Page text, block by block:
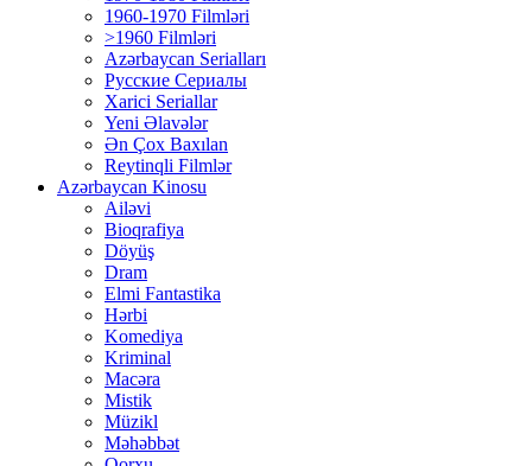
1960-1970 Filmləri
>1960 Filmləri
Azərbaycan Serialları
Русские Сериалы
Xarici Seriallar
Yeni Əlavələr
Ən Çox Baxılan
Reytinqli Filmlər
Azərbaycan Kinosu
Ailəvi
Bioqrafiya
Döyüş
Dram
Elmi Fantastika
Hərbi
Komediya
Kriminal
Macəra
Mistik
Müzikl
Məhəbbət